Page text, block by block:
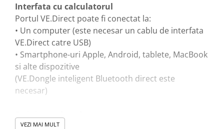
AGM
Li-Ion
SLA AGM (Sealed Lead Acid)
Deep Cycle - Tractiune/Semi-
Tractiune
Marine & Caravan
APC
Sisteme de management (BMS)
Interfata cu calculatorul
Portul VE.Direct poate fi conectat la:
• Un computer (este necesar un cablu de interfata
VE.Direct catre USB)
• Smartphone-uri Apple, Android, tablete, MacBook
si alte dispozitive
(VE.Dongle inteligent Bluetooth direct este
necesar)
Invertoarele sunt rezistente la scurtcircuit si
VEZI MAI MULT